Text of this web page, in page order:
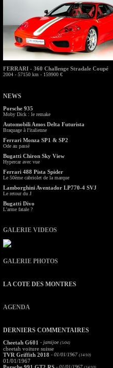
FERRARI - 360 Challenge Stradale Coupé
2004 - 57150 km - 159900 €
NEWS
Porsche 935
Moby Dick : le remake
Automobili Amos Delta Futurista
Braquage à l'italienne
Ferrari Monza SP1 & SP2
Ode au passé
Bugatti Chiron Sky View
Hypercar avec vue
Ferrari 488 Pista Spider
Le 50ème cabriolet de la marque
Lamborghini Aventador LP770-4 SVJ
Le retour du J
Bugatti Divo
L'arme fatale ?
GALERIE VIDEOS
GALERIE PHOTOS
LA COTE DES MONTRES
AGENDA
DERNIERS COMMENTAIRES
Cheetah G601 - jamijoe (5/04)
cheetah voiture suisse
TVR Griffith 2018 - 01/01/1967 (14/10)
01/01/1967
- 01/01/1967